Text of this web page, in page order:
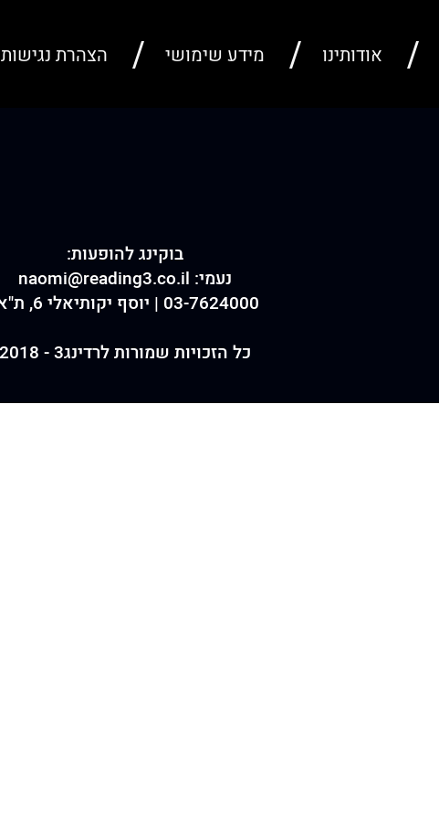
אודותינו מידע שימושי הצהרת נגישות
בוקינג להופעות:
נעמי:
03-7624000 | יוסף יקותיאלי 6, ת"א.
כל הזכויות שמורות לרדינג3 - 2018